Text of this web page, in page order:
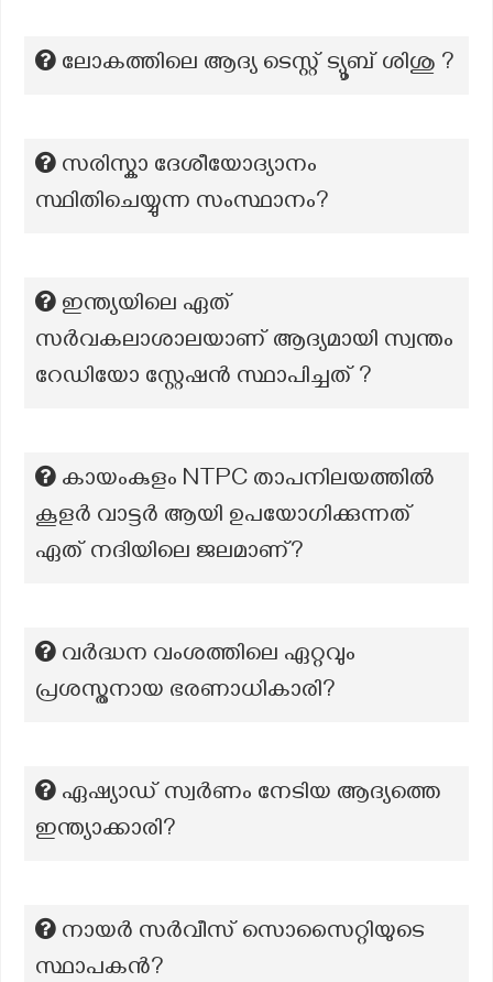
ലോകത്തിലെ ആദ്യ ടെസ്റ്റ് ട്യൂബ് ശിശു ?
സരിസ്കാ ദേശീയോദ്യാനം
സ്ഥിതിചെയ്യുന്ന സംസ്ഥാനം?
ഇന്ത്യയിലെ ഏത്
സർവകലാശാലയാണ് ആദ്യമായി സ്വന്തം
റേഡിയോ സ്റ്റേഷൻ സ്ഥാപിച്ചത് ?
കായംകുളം NTPC താപനിലയത്തിൽ
കൂളർ വാട്ടർ ആയി ഉപയോഗിക്കുന്നത്
ഏത് നദിയിലെ ജലമാണ്?
വർദ്ധന വംശത്തിലെ ഏറ്റവും
പ്രശസ്തനായ ഭരണാധികാരി?
ഏഷ്യാഡ് സ്വർണം നേടിയ ആദ്യത്തെ
ഇന്ത്യാക്കാരി?
നായർ സർവീസ് സൊസൈറ്റിയുടെ
സ്ഥാപകൻ?